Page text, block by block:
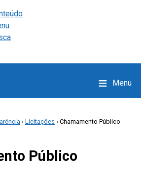
≡ Menu
› Licitações › Chamamento Público
Público